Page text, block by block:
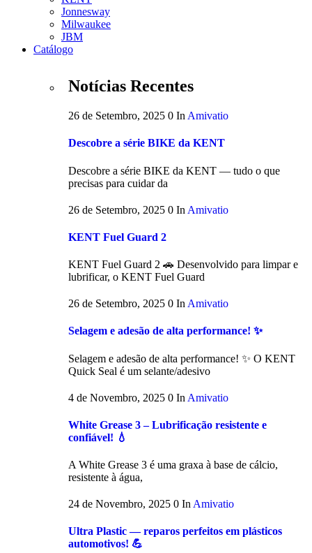
Jonnesway
Milwaukee
JBM
Catálogo
Notícias Recentes
26 de Setembro, 2025 0 In Amivatio
Descobre a série BIKE da KENT
Descobre a série BIKE da KENT — tudo o que
precisas para cuidar da
26 de Setembro, 2025 0 In Amivatio
KENT Fuel Guard 2
KENT Fuel Guard 2 🚗 Desenvolvido para limpar e
lubrificar, o KENT Fuel Guard
26 de Setembro, 2025 0 In Amivatio
Selagem e adesão de alta performance! ✨
Selagem e adesão de alta performance! ✨ O KENT
Quick Seal é um selante/adesivo
4 de Novembro, 2025 0 In Amivatio
White Grease 3 – Lubrificação resistente e
confiável! 💧
A White Grease 3 é uma graxa à base de cálcio,
resistente à água,
24 de Novembro, 2025 0 In Amivatio
Ultra Plastic — reparos perfeitos em plásticos
automotivos! 💪